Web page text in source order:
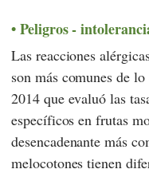
Peligros -
Las reacciones
son más comunes de
2014 que evaluó las
específicos en frutas
desencadenante más
melocotones tienen